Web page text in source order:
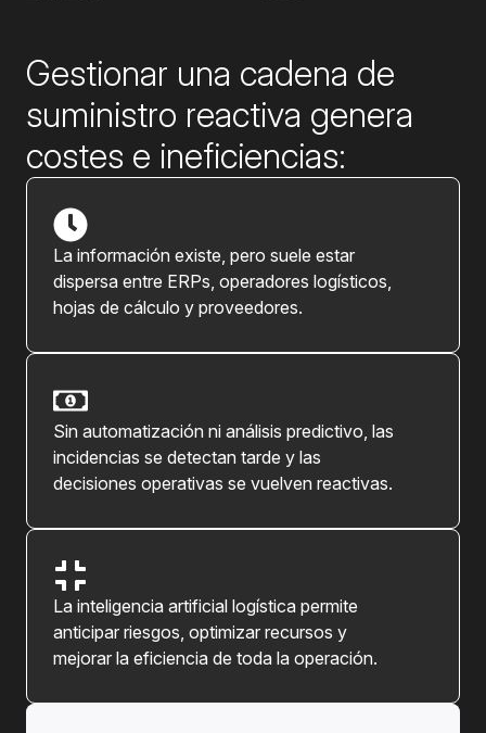
Gestionar una cadena de
suministro reactiva genera
costes e ineficiencias:
La información existe, pero suele estar
dispersa entre ERPs, operadores logísticos,
hojas de cálculo y proveedores.
Sin automatización ni análisis predictivo, las
incidencias se detectan tarde y las
decisiones operativas se vuelven reactivas.
La inteligencia artificial logística permite
anticipar riesgos, optimizar recursos y
mejorar la eficiencia de toda la operación.